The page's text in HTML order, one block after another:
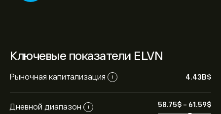
Ключевые показатели ELVN
Рыночная капитализация i 4.43B‎$‎
Дневной диапазон i 58.75‎$‎ - 61.59‎$‎